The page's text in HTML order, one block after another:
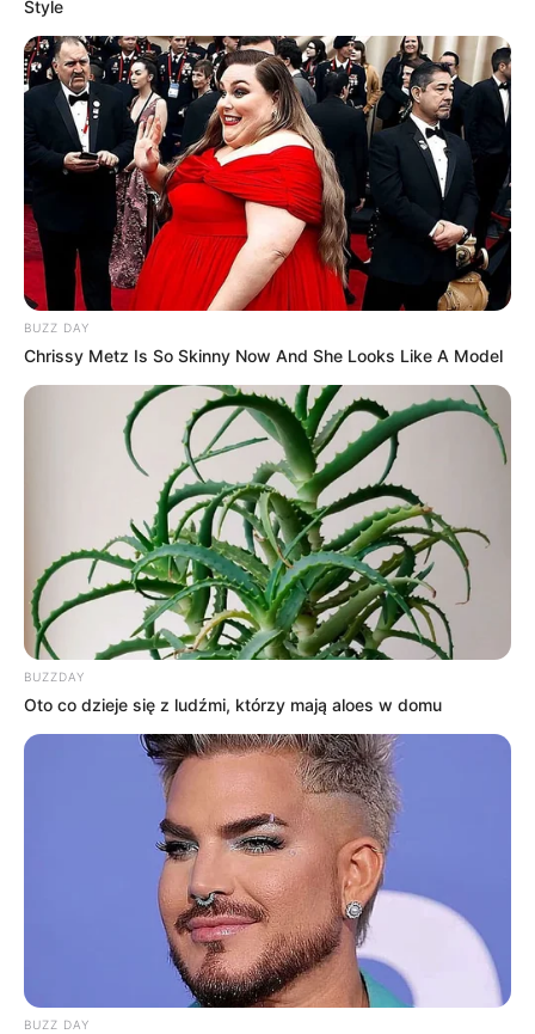
zdj. HBO Max
OBSERWUJ NAS W GOOGLE NEWS, BY BYĆ NA
BIEŻĄCO!
Twitter Google+
Mel Gibson Scott Eastwood
Style
BUZZ DAY
Chrissy Metz Is So Skinny Now And She Looks Like A Model
BUZZDAY
Oto co dzieje się z ludźmi, którzy mają aloes w domu
BUZZ DAY